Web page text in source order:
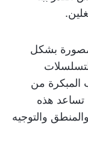
بشكل
المبكرة من
تساعد هذه
والتوجيه